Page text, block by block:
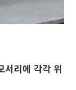
서리에 각각 위